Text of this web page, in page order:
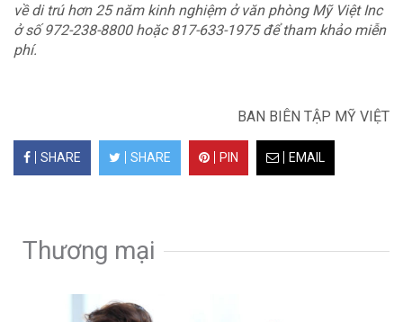
về di trú hơn 25 năm kinh nghiệm ở văn phòng Mỹ Việt Inc
ở số 972-238-8800 hoặc 817-633-1975 để tham khảo miễn
phí.
BAN BIÊN TẬP MỸ VIỆT
SHARE SHARE PIN EMAIL
Thương mại